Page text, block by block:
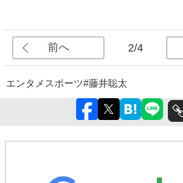
前へ 2/4
エンタメ スポーツ#藤井聡太